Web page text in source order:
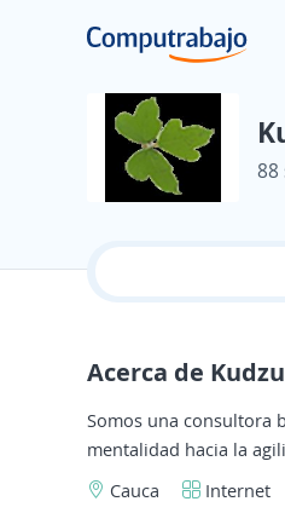
88
Acerca de
Somos una consultora
mentalidad hacia la
Cauca
Internet